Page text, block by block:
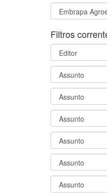
Filtros